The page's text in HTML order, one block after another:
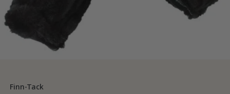
Finn-Tack